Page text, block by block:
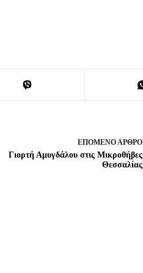
ΕΠΌΜΕΝΟΆΡΘΡΟ
Γιορτή Αμυγδάλου στις Μικροθήβες
Θεσσαλίας